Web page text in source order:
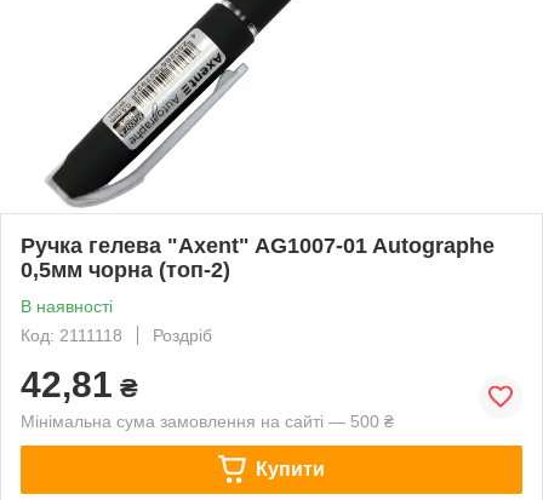
Ручка гелева "Axent" AG1007-01 Autographe
0,5мм чорна (топ-2)
В наявності
Код: 2111118
Роздріб
42,81 ₴
Мінімальна сума замовлення на сайті — 500 ₴
Купити